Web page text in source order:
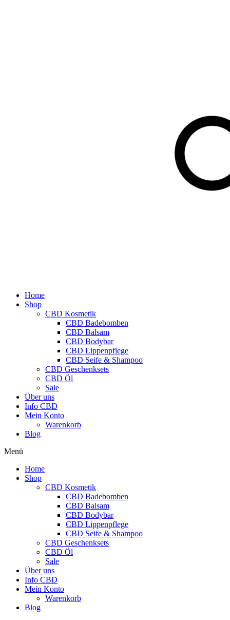
Home
Shop
CBD Kosmetik
CBD Badebomben
CBD Balsam
CBD Bodybar
CBD Lippenpflege
CBD Seife & Shampoo
CBD Geschenksets
CBD Öl
Sale
Über uns
Info CBD
Mein Konto
Warenkorb
Blog
Menü
Home
Shop
CBD Kosmetik
CBD Badebomben
CBD Balsam
CBD Bodybar
CBD Lippenpflege
CBD Seife & Shampoo
CBD Geschenksets
CBD Öl
Sale
Über uns
Info CBD
Mein Konto
Warenkorb
Blog